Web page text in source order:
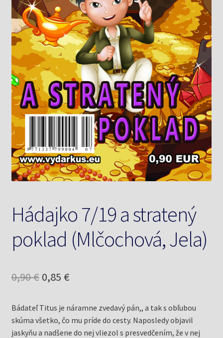
Kontakt
Hádajko 7/19 a stratený
poklad (Mlčochová, Jela)
0,90€ Pôvodná
bola:
0,90 €.
0,85 €Aktuálna
je:
0,85 €.
Bádateľ Titus je náramne zvedavý pán,, a tak s obľubou
skúma všetko, čo mu príde do cesty. Naposledy objavil
jaskyňu a nadšene do nej vliezol s presvedčením, že v nej